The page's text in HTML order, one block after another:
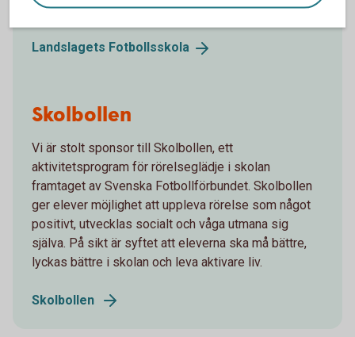
övningar till ungdomsledarna på Fotbollsskolan.
Landslagets Fotbollsskola
Skolbollen
Vi är stolt sponsor till Skolbollen, ett
aktivitetsprogram för rörelseglädje i skolan
framtaget av Svenska Fotbollförbundet. Skolbollen
ger elever möjlighet att uppleva rörelse som något
positivt, utvecklas socialt och våga utmana sig
själva. På sikt är syftet att eleverna ska må bättre,
lyckas bättre i skolan och leva aktivare liv.
Skolbollen